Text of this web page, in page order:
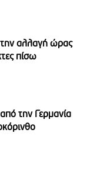
την αλλαγή ώρας
πίσω
την Γερμανία